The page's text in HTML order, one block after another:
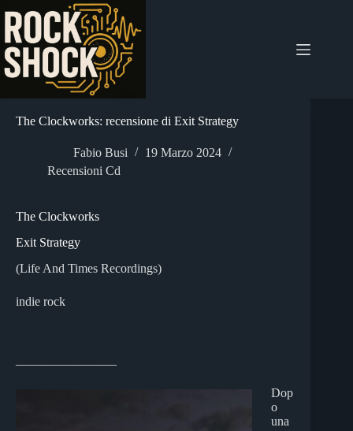
contenuto
The Clockworks: recensione di Exit Strategy
Fabio Busi
19 Marzo 2024
Recensioni Cd
The Clockworks
Exit Strategy
(Life And Times Recordings)
indie rock
Dop
o
una